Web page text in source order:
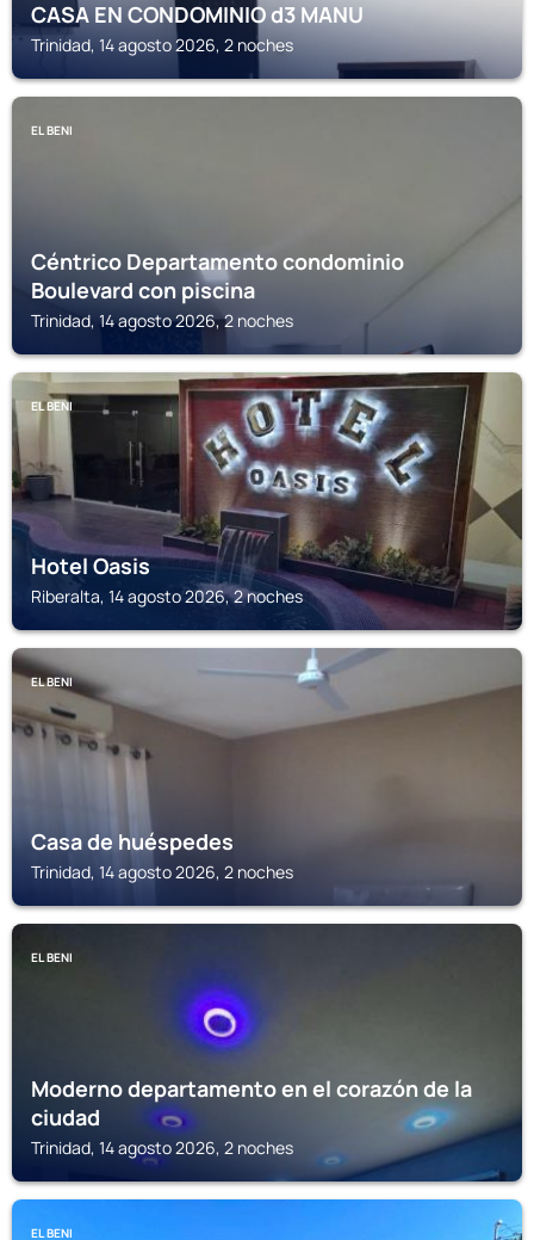
CASA EN CONDOMINIO d3 MANU
Trinidad, 14 agosto 2026, 2 noches
EL BENI
Céntrico Departamento condominio
Boulevard con piscina
Trinidad, 14 agosto 2026, 2 noches
EL BENI
Hotel Oasis
Riberalta, 14 agosto 2026, 2 noches
EL BENI
Casa de huéspedes
Trinidad, 14 agosto 2026, 2 noches
EL BENI
Moderno departamento en el corazón de la
ciudad
Trinidad, 14 agosto 2026, 2 noches
EL BENI